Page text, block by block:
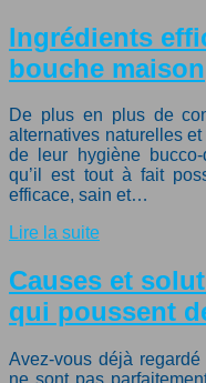
Ingrédients
bouche maison
De plus en plus de
alternatives naturelles
de leur hygiène
qu’il est tout à fait
efficace, sain et…
Lire la suite
Causes et
qui poussent
Avez-vous déjà